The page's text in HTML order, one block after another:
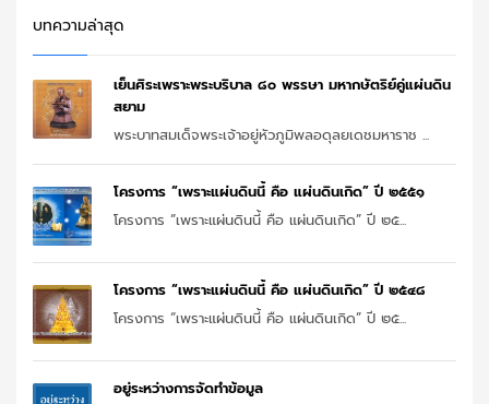
บทความล่าสุด
เย็นศิระเพราะพระบริบาล ๘๐ พรรษา มหากษัตริย์คู่แผ่นดิน
สยาม
พระบาทสมเด็จพระเจ้าอยู่หัวภูมิพลอดุลยเดชมหาราช ...
โครงการ “เพราะแผ่นดินนี้ คือ แผ่นดินเกิด” ปี ๒๕๕๑
โครงการ “เพราะแผ่นดินนี้ คือ แผ่นดินเกิด” ปี ๒๕...
โครงการ “เพราะแผ่นดินนี้ คือ แผ่นดินเกิด” ปี ๒๕๔๘
โครงการ “เพราะแผ่นดินนี้ คือ แผ่นดินเกิด” ปี ๒๕...
อยู่ระหว่างการจัดทำข้อมูล